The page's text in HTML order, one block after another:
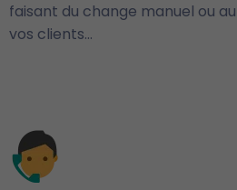
faisant du change manuel ou
vos clients…